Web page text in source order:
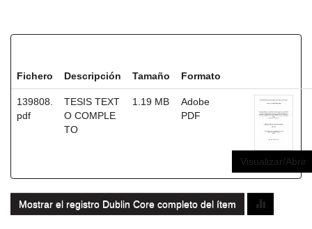
Fichero Descripción Tamaño Formato
139808.
pdf
TESIS TEXT
O COMPLE
TO
1.19 MB
Adobe
PDF
Visualizar/Abrir
Mostrar el registro Dublin Core completo del ítem